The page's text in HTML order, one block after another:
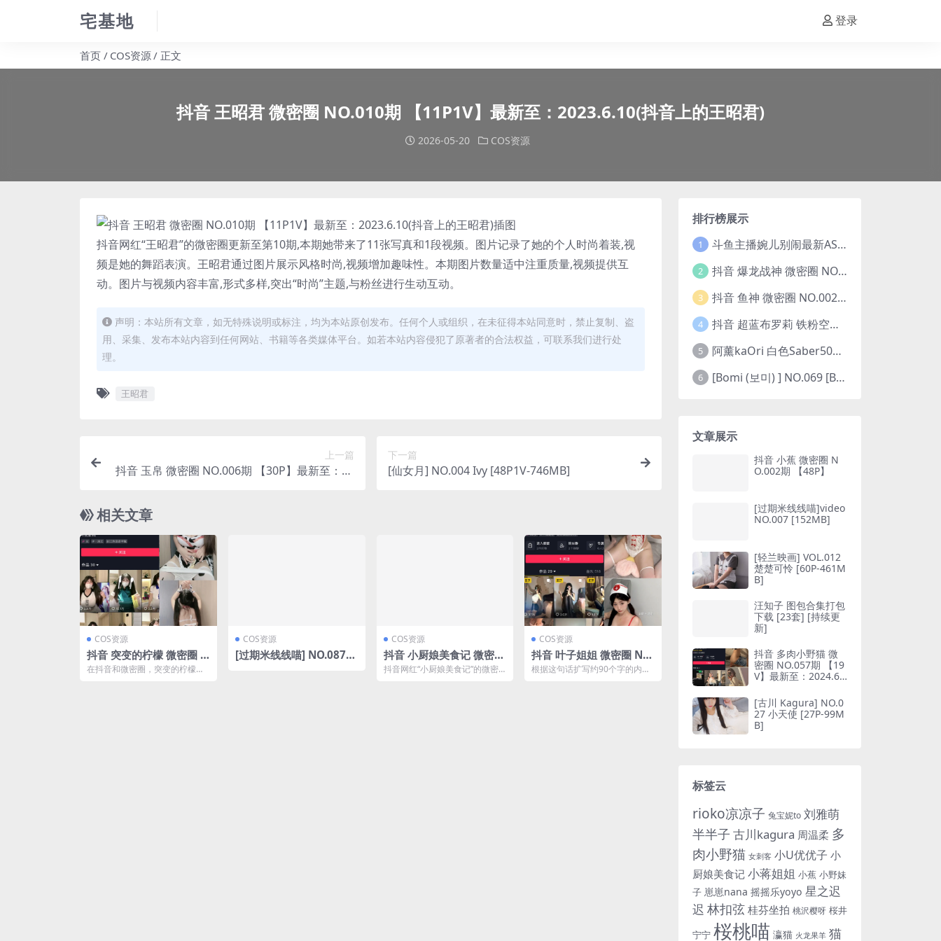
宅基地 登录
首页 COS资源 正文
抖音 王昭君 微密圈 NO.010期 【11P1V】最新至：2023.6.10(抖音上的王昭君)
2026-05-20 COS资源
抖音网红“王昭君”的微密圈更新至第10期,本期她带来了11张写真和1段视频。图片记录了她的个人时尚着装,视
频是她的舞蹈表演。 王昭君通过图片展示风格时尚,视频增加趣味性。本期图片数量适中注重质量,视频提供互
动。图片与视频内容丰富,形式多样,突出“时尚”主题,与粉丝进行生动互动。
声明：本站所有文章，如无特殊说明或标注，均为本站原创发布。任何个人或组织，在未征得本站同意时，禁止复制、盗
用、采集、发布本站内容到任何网站、书籍等各类媒体平台。如若本站内容侵犯了原著者的合法权益，可联系我们进行处
理。
王昭君
上一篇
抖音 玉帛 微密圈 NO.006期 【30P】最新至：20
下一篇
[仙女月] NO.004 Ivy [48P1V-746MB]
相关文章
COS资源
抖音 突变的柠檬 微密圈 N
O.051期 【25P】最新
在抖音和微密圈，突变的柠檬以
COS资源
[过期米线线喵] NO.087
COS资源
抖音 小厨娘美食记 微密圈
NO.008期 【6P3V】最新
抖音网红“小厨娘美食记”的微密
COS资源
抖音 叶子姐姐 微密圈 NO.
030期 【17P】最新至：2
根据这句话扩写约90个字的内容,
排行榜展示
1 斗鱼主播婉儿别闹最新ASMR钻石办卡火箭开箱视频+音频合集-47个资源打包下载 [39V-10.1GB]
2 抖音 爆龙战神 微密圈 NO.006期 【5P13V】最新至：2023.6.7(暴龙神和战龙皇)
3 抖音 鱼神 微密圈 NO.002期 【44P】(抖音鱼神微密猫)
4 抖音 超蓝布罗莉 铁粉空间 NO.002期 【45P5V】(抖音超蓝布罗利是真的吗)
5 阿薰kaOri 白色Saber50图(阿熏的歌)
6 [Bomi (보미) ] NO.069 [Bimilstory] Vol.19 See-through lingerie
文章展示
抖音 小蕉 微密圈 N
O.002期 【48P】
[过期米线线喵]video
NO.007 [152MB]
[轻兰映画] VOL.012
楚楚可怜 [60P-461M
B]
汪知子 图包合集打包
下载 [23套] [持续更
新]
抖音 多肉小野猫 微
密圈 NO.057期 【19
V】最新至：2024.6.
推特叫什么)
[古川 Kagura] NO.0
27 小天使 [27P-99M
B]
标签云
rioko凉凉子 兔宝妮to 刘雅萌
半半子 古川kagura 周温柔 多
肉小野猫 女刺客 小U优优子 小
厨娘美食记 小蒋姐姐 小蕉 小野妹
子 崽崽nana 摇摇乐yoyo 星之迟
迟 林扣弦 桂芬坐拍 桃沢樱呀 桜井
宁宁 桜桃喵 瀛猫 火龙果羊 猫